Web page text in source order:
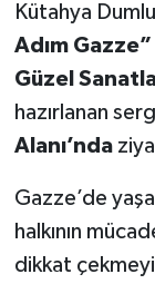
Kütahya
Adım Gazze”
Güzel
hazırlanan
Alanı’nda
Gazze’de
halkının
dikkat çekmeyi
Seri İlan
Spor
Teknoloji
Vasıta